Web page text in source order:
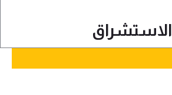
الاستشراق